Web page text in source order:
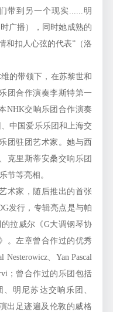
带到另一个现实......明
广播），同时她成熟的
和扣人心弦的代表”（洛
的带领下，在苏黎世和
团合作演奏李斯特第一
NHK交响乐团合作演奏
中国爱乐乐团和上海交
团驻团艺术家。她与西
克里斯蒂安桑交响乐团
节等亮相。
家，随后推出的首张
发行，专辑亮点是与帕
拉威尔《G大调钢琴协
。左章曾合作过的优秀
、Yan Pascal
；曾合作过的乐团包括
明尼苏达交响乐团、
出足迹遍及伦敦的威格